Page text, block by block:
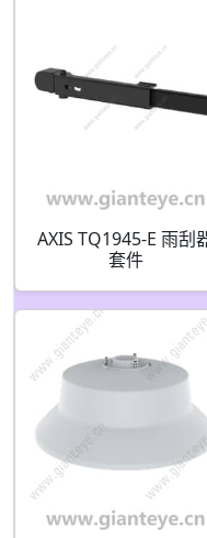
AXIS TQ1945-E 雨刮
套件